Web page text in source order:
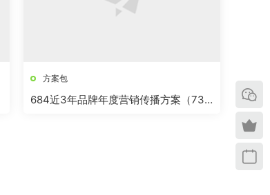
方案包
684近3年品牌年度营销传播方案（73